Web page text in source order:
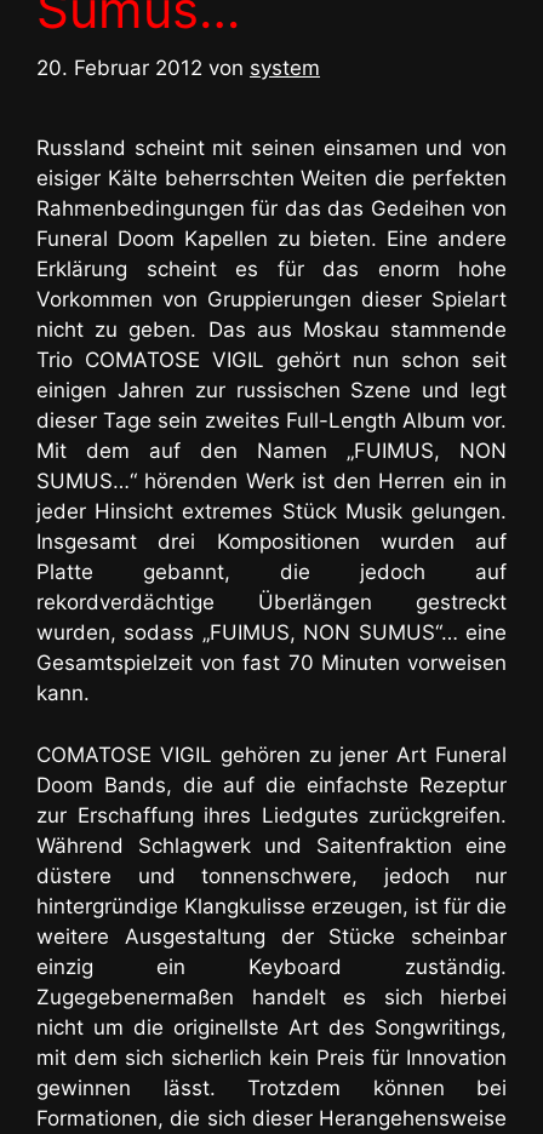
20. Februar 2012 von system
Russland scheint mit seinen einsamen und von
eisiger Kälte beherrschten Weiten die perfekten
Rahmenbedingungen für das das Gedeihen von
Funeral Doom Kapellen zu bieten. Eine andere
Erklärung scheint es für das enorm hohe
Vorkommen von Gruppierungen dieser Spielart
nicht zu geben. Das aus Moskau stammende
Trio COMATOSE VIGIL gehört nun schon seit
einigen Jahren zur russischen Szene und legt
dieser Tage sein zweites Full-Length Album vor.
Mit dem auf den Namen „FUIMUS, NON
SUMUS…“ hörenden Werk ist den Herren ein in
jeder Hinsicht extremes Stück Musik gelungen.
Insgesamt drei Kompositionen wurden auf
Platte gebannt, die jedoch auf
rekordverdächtige Überlängen gestreckt
wurden, sodass „FUIMUS, NON SUMUS“… eine
Gesamtspielzeit von fast 70 Minuten vorweisen
kann.
COMATOSE VIGIL gehören zu jener Art Funeral
Doom Bands, die auf die einfachste Rezeptur
zur Erschaffung ihres Liedgutes zurückgreifen.
Während Schlagwerk und Saitenfraktion eine
düstere und tonnenschwere, jedoch nur
hintergründige Klangkulisse erzeugen, ist für die
weitere Ausgestaltung der Stücke scheinbar
einzig ein Keyboard zuständig.
Zugegebenermaßen handelt es sich hierbei
nicht um die originellste Art des Songwritings,
mit dem sich sicherlich kein Preis für Innovation
gewinnen lässt. Trotzdem können bei
Formationen, die sich dieser Herangehensweise